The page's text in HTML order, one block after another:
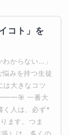
コト」を
からない…」
悩みを持つ生徒
は大きなコツ
一番大
く人は、必ず*
ます。つま
）は、多くの